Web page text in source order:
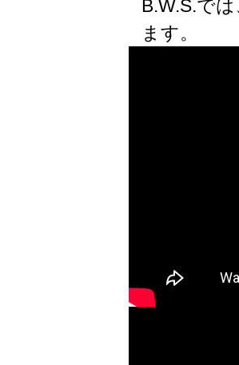
B.W.S.で
ます。